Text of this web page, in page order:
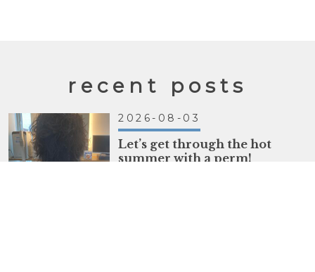
recent posts
2026-08-03
Let’s get through the hot
summer with a perm!